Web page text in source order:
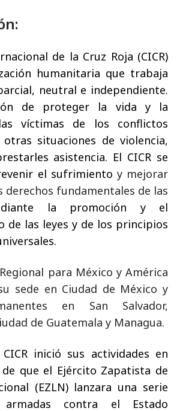
de la Cruz Roja (CICR)
humanitaria que trabaja
neutral e independiente.
de proteger la vida y la
víctimas de los conflictos
situaciones de violencia,
asistencia. El CICR se
el sufrimiento y mejorar
derechos fundamentales de las
la promoción y el
de las leyes y de los principios
para México y América
sede en Ciudad de México y
en San Salvador,
de Guatemala y Managua.
inició sus actividades en
de que el Ejército Zapatista de
(EZLN) lanzara una serie
contra el Estado